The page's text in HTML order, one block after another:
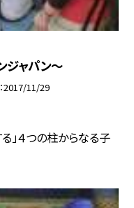
ジャパン〜
2017/11/29
る」４つの柱からなる子